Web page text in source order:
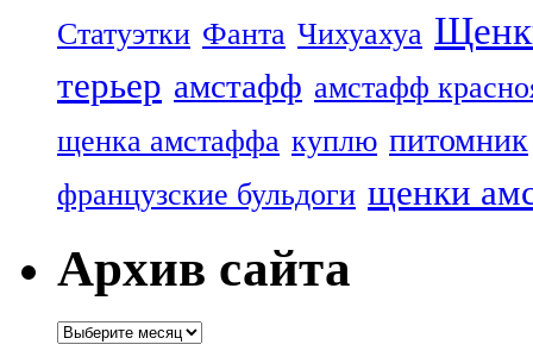
Статуэтки Фанта Чихуахуа
терьер амстафф амстафф
щенка амстаффа куплю питомник
французские бульдоги щенки
Архив сайта